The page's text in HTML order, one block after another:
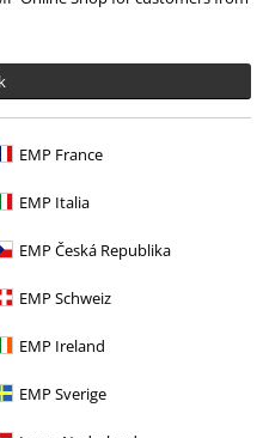
EMP France
EMP Italia
EMP Česká Republika
EMP Schweiz
EMP Ireland
EMP Sverige
% Stock faible